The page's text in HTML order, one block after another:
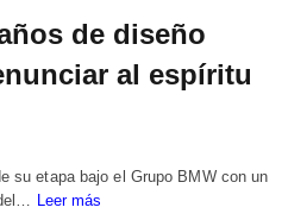
de diseño
al espíritu
su etapa bajo el Grupo BMW con un
Leer más